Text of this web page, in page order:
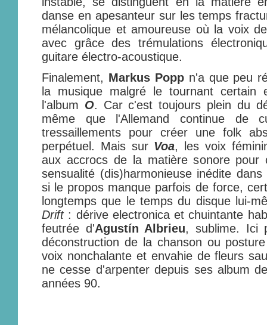
danse en apesanteur sur les temps
mélancolique et amoureuse où la voix
avec grâce des trémulations
guitare électro-acoustique.
Finalement, Markus Poppn'a que peu
la musique malgré le tournant certain
l'album O. Car c'est toujours plein du
même que l'Allemand continue de
tressaillements pour créer une folk
perpétuel. Mais sur Voa, les voix
aux accrocs de la matière sonore pour
sensualité (dis)harmonieuse inédite
si le propos manque parfois de force,
longtemps que le temps du disque lui-
Drift : dérive electronica et chuintante
feutrée d'Agustín Albrieu, sublime. Ici
déconstruction de la chanson ou
voix nonchalante et envahie de fleurs
ne cesse d'arpenter depuis ses album
années 90.